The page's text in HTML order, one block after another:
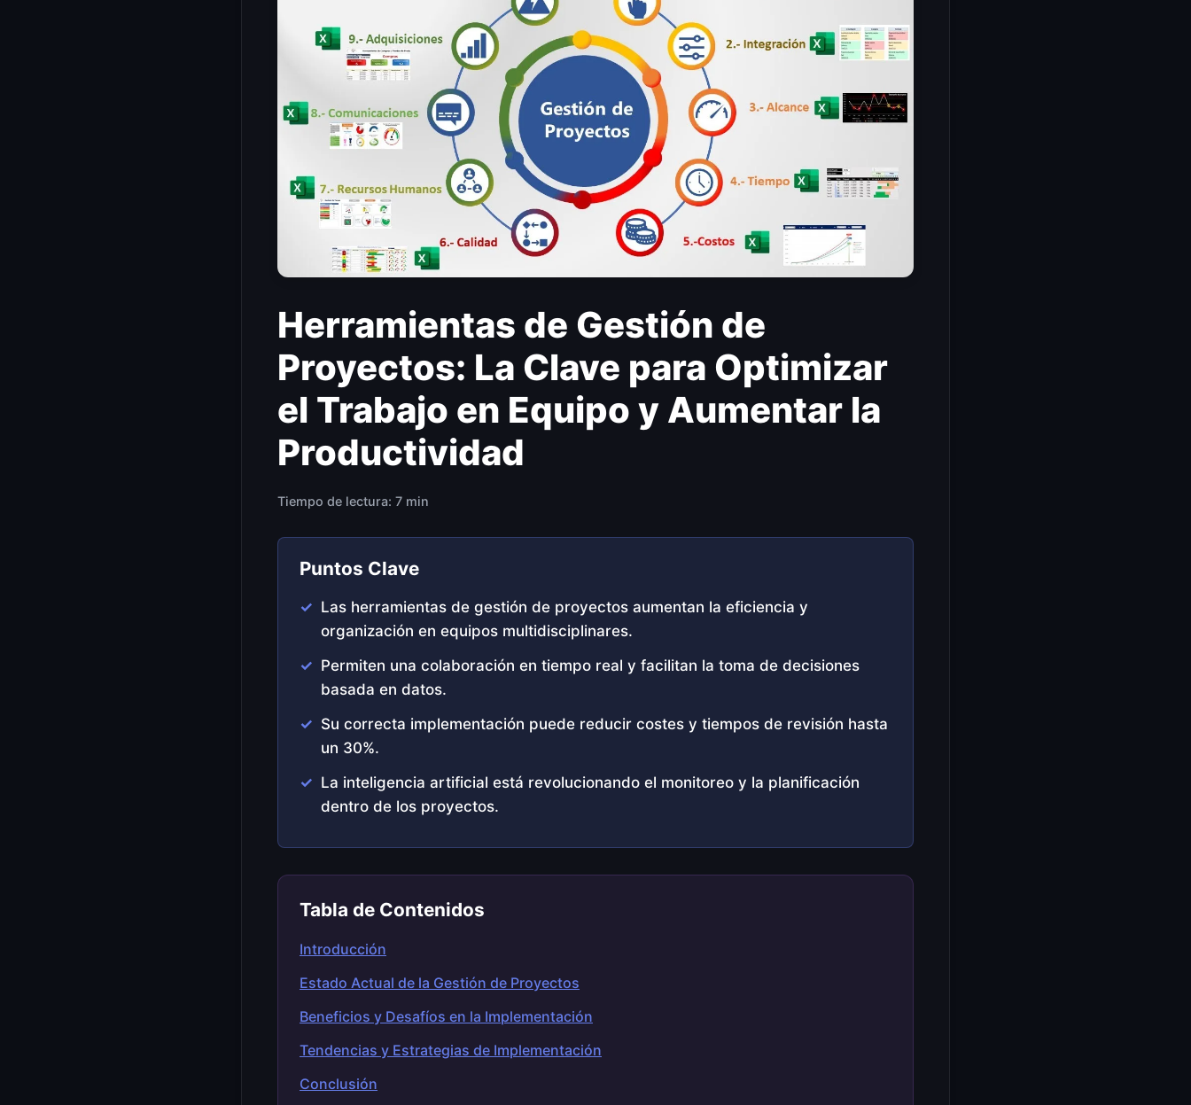
Herramientas de Gestión de
Proyectos: La Clave para Optimizar
el Trabajo en Equipo y Aumentar la
Productividad
Tiempo de lectura: 7 min
Puntos Clave
Las herramientas de gestión de proyectos aumentan la eficiencia y
organización en equipos multidisciplinares.
Permiten una colaboración en tiempo real y facilitan la toma de decisiones
basada en datos.
Su correcta implementación puede reducir costes y tiempos de revisión hasta
un 30%.
La inteligencia artificial está revolucionando el monitoreo y la planificación
dentro de los proyectos.
Tabla de Contenidos
Introducción
Estado Actual de la Gestión de Proyectos
Beneficios y Desafíos en la Implementación
Tendencias y Estrategias de Implementación
Conclusión